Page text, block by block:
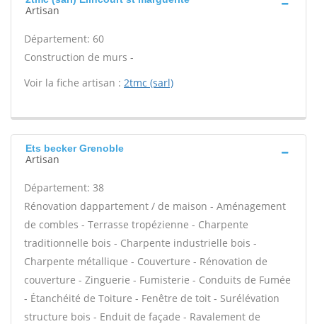
Artisan
Département: 60
Construction de murs -
Voir la fiche artisan : 2tmc (sarl)
Ets becker Grenoble
Artisan
Département: 38
Rénovation dappartement / de maison - Aménagement
de combles - Terrasse tropézienne - Charpente
traditionnelle bois - Charpente industrielle bois -
Charpente métallique - Couverture - Rénovation de
couverture - Zinguerie - Fumisterie - Conduits de Fumée
- Étanchéité de Toiture - Fenêtre de toit - Surélévation
structure bois - Enduit de façade - Ravalement de